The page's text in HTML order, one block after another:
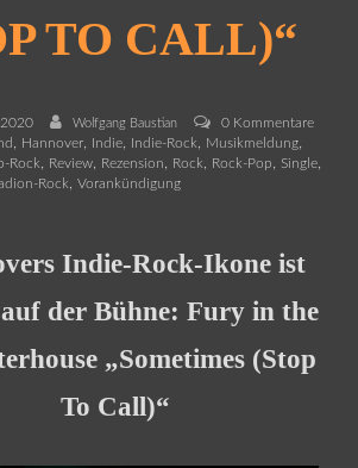
TO CALL)“
Wolfgang Baustian
0 Kommentare
, Hannover, Indie, Indie-Rock, Musikmeldung,
Rock, Review, Rezension, Rock, Rock-Pop, Single,
Rock, Vorankündigung
Indie-Rock-Ikone ist
der Bühne: Fury in the
„Sometimes (Stop
To Call)“